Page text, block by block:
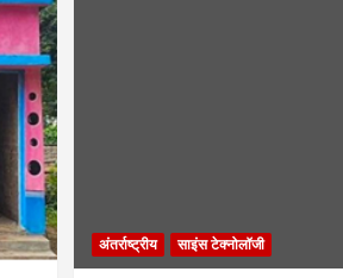
अंतर्राष्ट्रीय साइंस टेक्नोलॉजी